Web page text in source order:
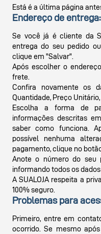
Está é a última página
Endereço de entrega:
Se você já é cliente da
entrega do seu pedido
clique em "Salvar".
Após escolher o
frete.
Confira novamente os
Quantidade, Preço
Escolha a forma de
informações descritas
saber como funciona.
possível nenhuma
pagamento, clique no
Anote o número do seu
informando todos os
A SUALOJA respeita a
100% seguro.
Problemas para
Primeiro, entre em
ocorrido. Se mesmo